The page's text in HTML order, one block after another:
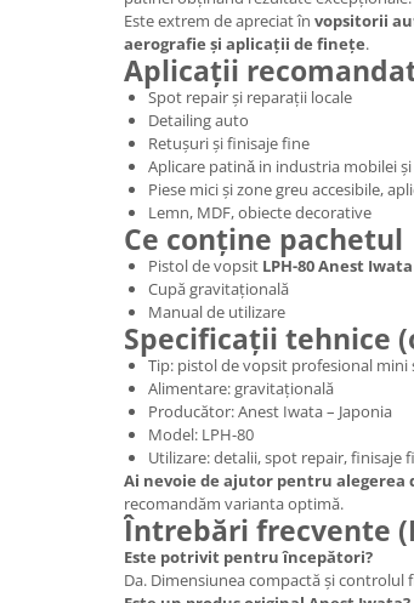
Este extrem de apreciat în vopsitorii
aerografie și aplicații de finețe.
Aplicații
Spot repair și reparații locale
Detailing auto
Retușuri și finisaje fine
Aplicare patinǎ in industria mobilei
Piese mici și zone greu accesibile,
Lemn, MDF, obiecte decorative
Ce conține pachetul
Pistol de vopsit LPH-80 Anest Iwata
Cupă gravitațională
Manual de utilizare
Specificații tehnice
Tip: pistol de vopsit profesional
Alimentare: gravitațională
Producător: Anest Iwata – Japonia
Model: LPH-80
Utilizare: detalii, spot repair, finisaje
Ai nevoie de ajutor pentru alegerea
recomandăm varianta optimă.
Întrebări frecvente
Este potrivit pentru începători?
Da. Dimensiunea compactă și controlul